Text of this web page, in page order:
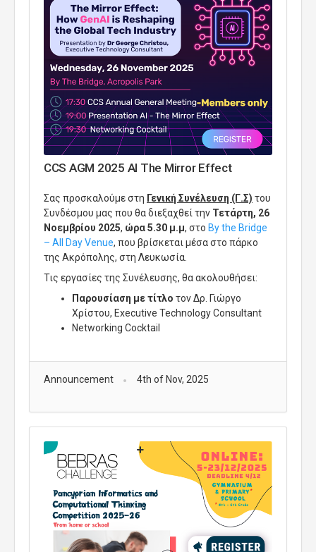
CCS AGM 2025 AI The Mirror Effect
Σας προσκαλούμε στη Γενική Συνέλευση (Γ.Σ) του
Συνδέσμου μας που θα διεξαχθεί την Τετάρτη, 26
Νοεμβρίου 2025, ώρα 5.30 μ.μ, στο Bythe Bridge
– All DayVenue, που βρίσκεται μέσα στο πάρκο
της Ακρόπολης, στη Λευκωσία.
Τις εργασίες της Συνέλευσης, θα ακολουθήσει:
Παρουσίαση με τίτλο τον Δρ. Γιώργο
Χρίστου, Executive TechnologyConsultant
Networking Cocktail
Announcement 4th of Nov, 2025